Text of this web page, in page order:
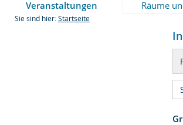
Veranstaltungen Räume
Sie sind hier: Startseite